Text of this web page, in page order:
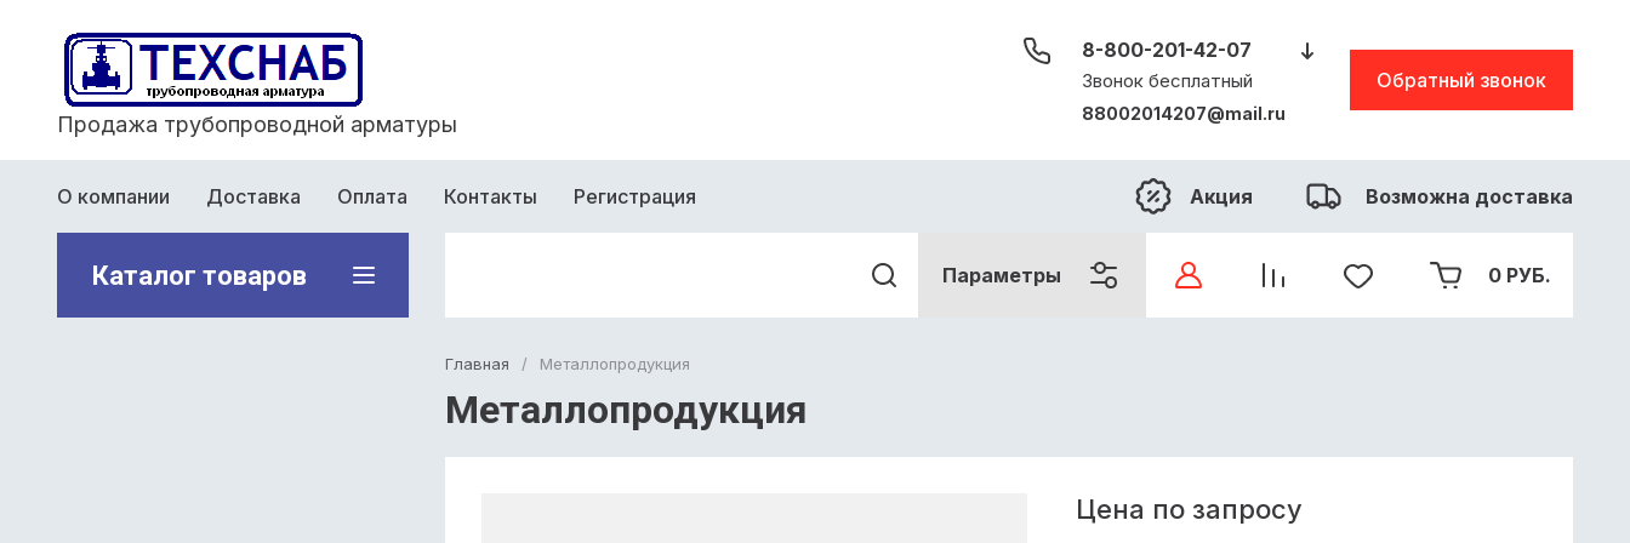
Продажа трубопроводной арматуры
8-800-201-42-07
Звонок бесплатный
88002014207@mail.ru
Обратный звонок
О компании Доставка Оплата Контакты Регистрация Акция Возможна доставка
Каталог товаров Параметры 0 РУБ.
Главная / Металлопродукция
Металлопродукция
Цена по запросу